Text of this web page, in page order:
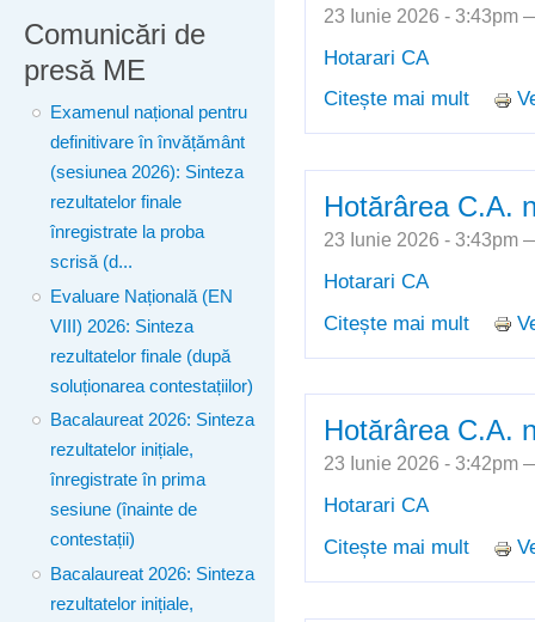
Comunicări de
presă ME
Examenul național pentru
definitivare în învățământ
(sesiunea 2026): Sinteza
rezultatelor finale
înregistrate la proba
scrisă (d...
Evaluare Națională (EN
VIII) 2026: Sinteza
rezultatelor finale (după
soluționarea contestațiilor)
Bacalaureat 2026: Sinteza
rezultatelor inițiale,
înregistrate în prima
sesiune (înainte de
contestații)
Bacalaureat 2026: Sinteza
rezultatelor inițiale,
23 Iunie 2026 - 3:43pm
Hotarari CA
Citește mai mult
Hotărârea C.A.
23 Iunie 2026 - 3:43pm
Hotarari CA
Citește mai mult
Hotărârea C.A.
23 Iunie 2026 - 3:42pm
Hotarari CA
Citește mai mult